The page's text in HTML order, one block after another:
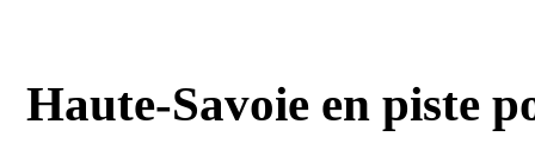
Haute-Savoie en piste